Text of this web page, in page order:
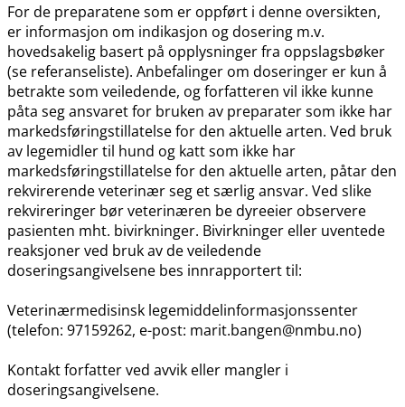
For de preparatene som er oppført i denne oversikten,
er informasjon om indikasjon og dosering m.v.
hovedsakelig basert på opplysninger fra oppslagsbøker
(se referanseliste). Anbefalinger om doseringer er kun å
betrakte som veiledende, og forfatteren vil ikke kunne
påta seg ansvaret for bruken av preparater som ikke har
markedsføringstillatelse for den aktuelle arten. Ved bruk
av legemidler til hund og katt som ikke har
markedsføringstillatelse for den aktuelle arten, påtar den
rekvirerende veterinær seg et særlig ansvar. Ved slike
rekvireringer bør veterinæren be dyreeier observere
pasienten mht. bivirkninger. Bivirkninger eller uventede
reaksjoner ved bruk av de veiledende
doseringsangivelsene bes innrapportert til:
Veterinærmedisinsk legemiddelinformasjonssenter
(telefon: 97159262, e-post: marit.bangen@nmbu.no)
Kontakt forfatter ved avvik eller mangler i
doseringsangivelsene.